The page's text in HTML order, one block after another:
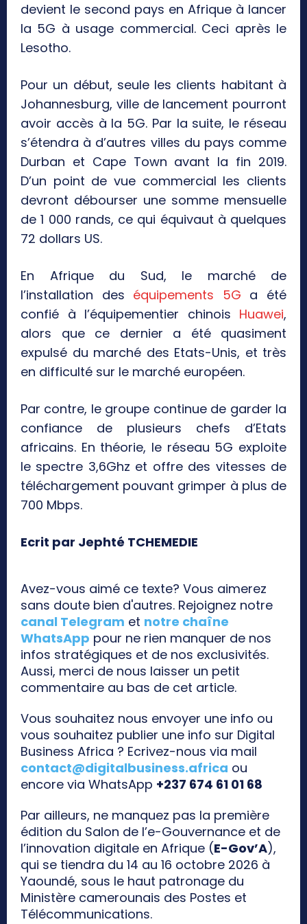
devient le second pays en Afrique à lancer
la 5G à usage commercial. Ceci après le
Lesotho.
Pour un début, seule les clients habitant à
Johannesburg, ville de lancement pourront
avoir accès à la 5G. Par la suite, le réseau
s’étendra à d’autres villes du pays comme
Durban et Cape Town avant la fin 2019.
D’un point de vue commercial les clients
devront débourser une somme mensuelle
de 1 000 rands, ce qui équivaut à quelques
72 dollars US.
En Afrique du Sud, le marché de
l’installation des équipements 5G a été
confié à l’équipementier chinois Huawei,
alors que ce dernier a été quasiment
expulsé du marché des Etats-Unis, et très
en difficulté sur le marché européen.
Par contre, le groupe continue de garder la
confiance de plusieurs chefs d’Etats
africains. En théorie, le réseau 5G exploite
le spectre 3,6Ghz et offre des vitesses de
téléchargement pouvant grimper à plus de
700 Mbps.
Ecrit par Jephté TCHEMEDIE
Avez-vous aimé ce texte? Vous aimerez
sans doute bien d'autres. Rejoignez notre
canal Telegram et notre chaîne
WhatsApp pour ne rien manquer de nos
infos stratégiques et de nos exclusivités.
Aussi, merci de nous laisser un petit
commentaire au bas de cet article.
Vous souhaitez nous envoyer une info ou
vous souhaitez publier une info sur Digital
Business Africa ? Ecrivez-nous via mail
contact@digitalbusiness.africa ou
encore via WhatsApp +237 674 61 01 68
Par ailleurs, ne manquez pas la première
édition du Salon de l’e-Gouvernance et de
l’innovation digitale en Afrique (E-Gov’A),
qui se tiendra du 14 au 16 octobre 2026 à
Yaoundé, sous le haut patronage du
Ministère camerounais des Postes et
Télécommunications.